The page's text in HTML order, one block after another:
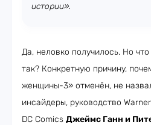
истории».
Да, неловко получилось. Но
так? Конкретную причину,
женщины-3» отменён, не
инсайдеры, руководство
DC Comics Джеймс Ганн и